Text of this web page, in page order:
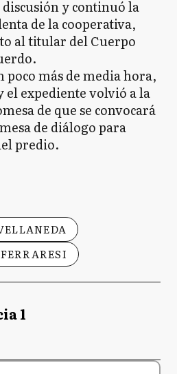
discusión y continuó la
de la cooperativa,
al titular del Cuerpo
más de media hora,
el expediente volvió a la
de que se convocará
de diálogo para
predio.
1